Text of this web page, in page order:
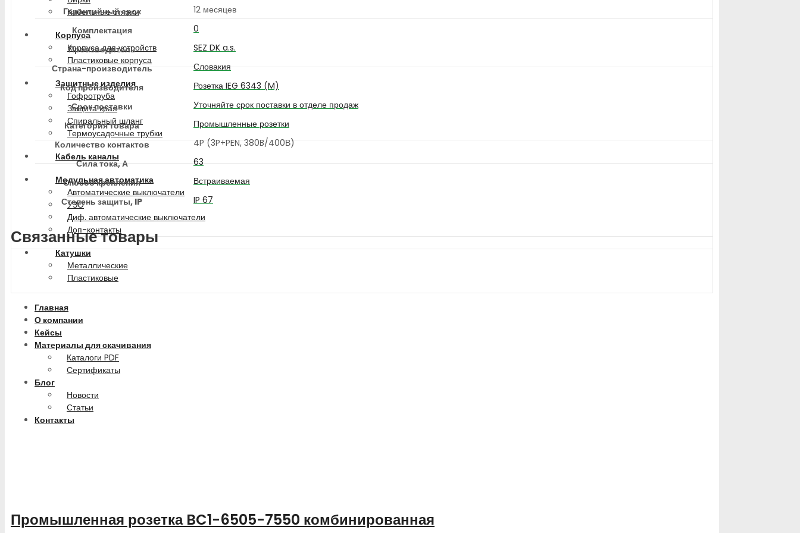
Кабельные стяжки
Корпуса
Корпуса для устройств
Пластиковые корпуса
Защитные изделия
Гофротруба
Защита края
Спиральный шланг
Термоусадочные трубки
Кабель каналы
Модульная автоматика
Автоматические выключатели
УЗО
Диф. автоматические выключатели
Доп-контакты
Катушки
Металлические
Пластиковые
Главная
О компании
Кейсы
Материалы для скачивания
Каталоги PDF
Сертификаты
Блог
Новости
Статьи
Контакты
Гарантийный срок
12 месяцев
Комплектация
0
Производитель
SEZ DK a.s.
Страна-производитель
Словакия
Код производителя
Розетка IEG 6343 (M)
Срок поставки
Уточняйте срок поставки в отделе продаж
Категория товара
Промышленные розетки
Количество контактов
4P (3P+PEN, 380B/400В)
Сила тока, А
63
Способ крепления
Встраиваемая
Степень защиты, IP
IP 67
Связанные товары
Промышленная розетка BC1-6505-7550 комбинированная